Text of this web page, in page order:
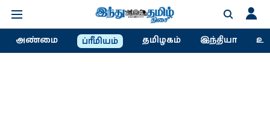
அண்மை ப்ரீமியம் தமிழகம் இந்தியா